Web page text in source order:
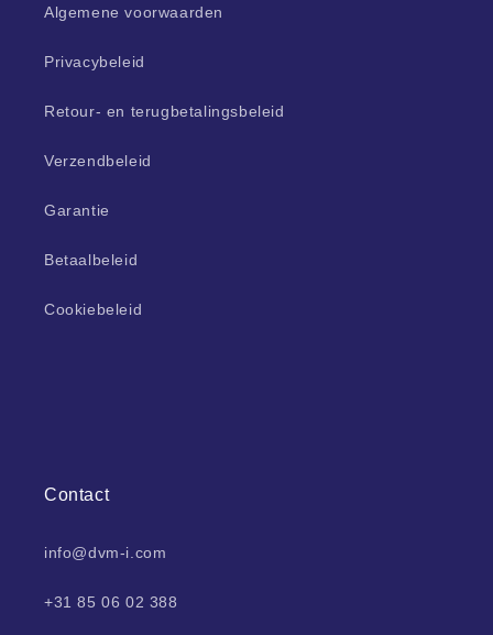
Algemene voorwaarden
Privacybeleid
Retour- en terugbetalingsbeleid
Verzendbeleid
Garantie
Betaalbeleid
Cookiebeleid
Contact
info@dvm-i.com
+31 85 06 02 388